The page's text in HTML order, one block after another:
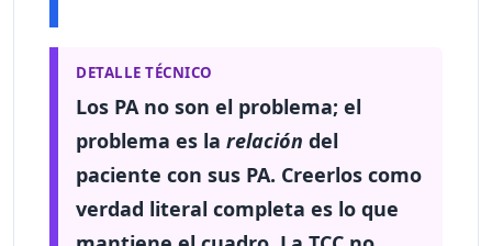
DETALLE TÉCNICO
Los PA no son el problema; el
problema es la relación del
paciente con sus PA. Creerlos como
verdad literal completa es lo que